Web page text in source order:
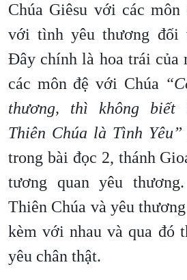
Chúa Giêsu với các
với tình yêu thương đối
Đây chính là hoa trái của
các môn đệ với Chúa
thương, thì không biết
Thiên Chúa là Tình Yêu”
trong bài đọc 2, thánh
tương quan yêu
Thiên Chúa và yêu
kèm với nhau và qua đó
yêu chân thật.